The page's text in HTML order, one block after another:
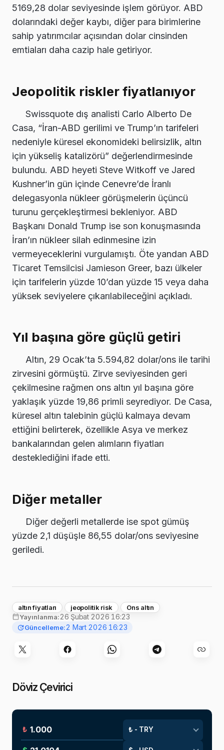
5169,28 dolar seviyesinde işlem görüyor. ABD
dolarındaki değer kaybı, diğer para birimlerine
sahip yatırımcılar açısından dolar cinsinden
emtiaları daha cazip hale getiriyor.
Jeopolitik riskler fiyatlanıyor
Swissquote dış analisti Carlo Alberto De
Casa, “İran-ABD gerilimi ve Trump’ın tarifeleri
nedeniyle küresel ekonomideki belirsizlik, altın
için yükseliş katalizörü” değerlendirmesinde
bulundu. ABD heyeti Steve Witkoff ve Jared
Kushner’in gün içinde Cenevre’de İranlı
delegasyonla nükleer görüşmelerin üçüncü
turunu gerçekleştirmesi bekleniyor. ABD
Başkanı Donald Trump ise son konuşmasında
İran’ın nükleer silah edinmesine izin
vermeyeceklerini vurgulamıştı. Öte yandan ABD
Ticaret Temsilcisi Jamieson Greer, bazı ülkeler
için tarifelerin yüzde 10’dan yüzde 15 veya daha
yüksek seviyelere çıkarılabileceğini açıkladı.
Yıl başına göre güçlü getiri
Altın, 29 Ocak’ta 5.594,82 dolar/ons ile tarihi
zirvesini görmüştü. Zirve seviyesinden geri
çekilmesine rağmen ons altın yıl başına göre
yaklaşık yüzde 19,86 primli seyrediyor. De Casa,
küresel altın talebinin güçlü kalmaya devam
ettiğini belirterek, özellikle Asya ve merkez
bankalarından gelen alımların fiyatları
desteklediğini ifade etti.
Diğer metaller
Diğer değerli metallerde ise spot gümüş
yüzde 2,1 düşüşle 86,55 dolar/ons seviyesine
geriledi.
altın fiyatları jeopolitik risk
Ons altın
Yayınlanma:26 Şubat 2026 16:23
Güncelleme:2 Mart 2026 16:23
Döviz Çevirici
₺